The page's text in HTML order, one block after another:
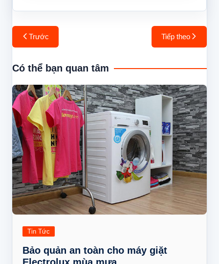
Điều
hướng
bài
Trước Tiếp theo
Có thể bạn quan tâm
Tin Tức
Bảo quản an toàn cho máy giặt